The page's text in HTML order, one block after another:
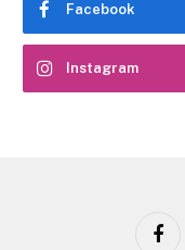
Facebook
Instagram